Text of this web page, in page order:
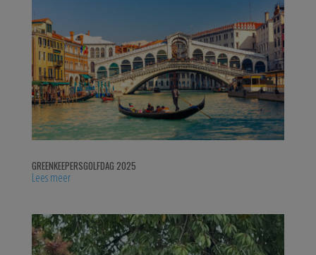
GREENKEEPERSGOLFDAG 2025
Lees meer